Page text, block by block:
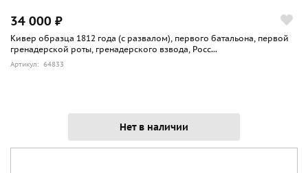
34 000 ₽
Кивер образца 1812 года (с развалом), первого батальона, первой
гренадерской роты, гренадерского взвода, Росс...
Артикул: 64833
Нет в наличии